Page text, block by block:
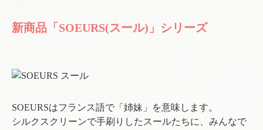
新商品「SOEURS(スール)」シリーズ
SOEURSはフランス語で「姉妹」を意味します。
シルクスクリーンで手刷りしたスールたちに、みんなで